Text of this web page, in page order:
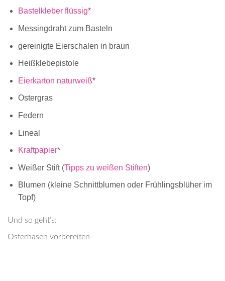
Bastelkleber flüssig*
Messingdraht zum Basteln
gereinigte Eierschalen in braun
Heißklebepistole
Eierkarton naturweiß*
Ostergras
Federn
Lineal
Kraftpapier*
Weißer Stift (Tipps zu weißen Stiften)
Blumen (kleine Schnittblumen oder Frühlingsblüher im
Topf)
Und so geht’s:
Osterhasen vorbereiten